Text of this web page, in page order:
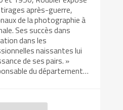
après-guerre,
de la photographie à
Ses succès dans
dans les
naissantes lui
de ses pairs. »
du département…